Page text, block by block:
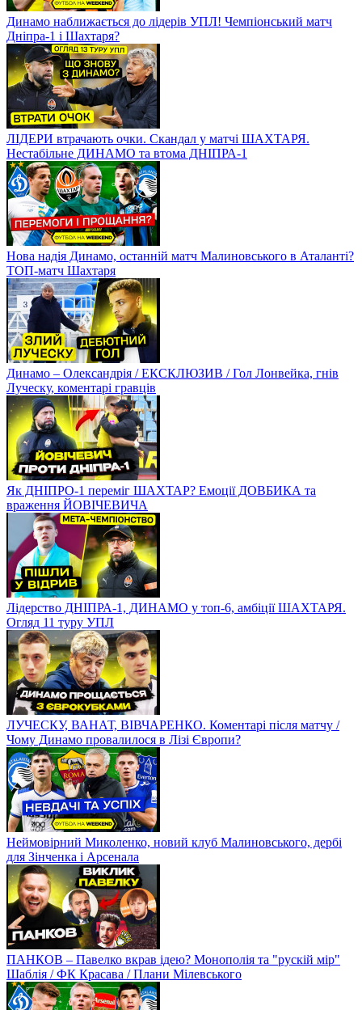
Динамо наближається до лідерів УПЛ! Чемпіонський матч
Дніпра-1 і Шахтаря?
ЛІДЕРИ втрачають очки. Скандал у матчі ШАХТАРЯ.
Нестабільне ДИНАМО та втома ДНІПРА-1
Нова надія Динамо, останній матч Малиновського в Аталанті?
ТОП-матч Шахтаря
Динамо – Олександрія / ЕКСКЛЮЗИВ / Гол Лонвейка, гнів
Луческу, коментарі гравців
Як ДНІПРО-1 переміг ШАХТАР? Емоції ДОВБИКА та
враження ЙОВІЧЕВИЧА
Лідерство ДНІПРА-1, ДИНАМО у топ-6, амбіції ШАХТАРЯ.
Огляд 11 туру УПЛ
ЛУЧЕСКУ, ВАНАТ, ВІВЧАРЕНКО. Коментарі після матчу /
Чому Динамо провалилося в Лізі Європи?
Неймовірний Миколенко, новий клуб Малиновського, дербі
для Зінченка і Арсенала
ПАНКОВ – Павелко вкрав ідею? Монополія та "рускій мір"
Шаблія / ФК Красава / Плани Мілевського